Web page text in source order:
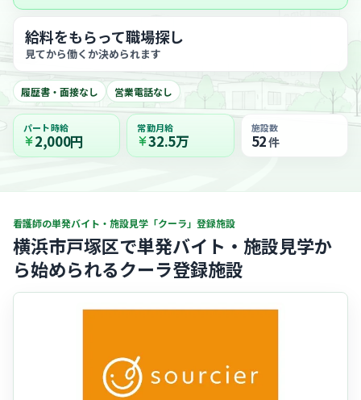
給料をもらって職場探し
見てから働くか決められます
履歴書・面接なし 営業電話なし
パート時給
2,000円
常勤月給
32.5万
施設数
52件
看護師の単発バイト・施設見学「クーラ」登録施設
横浜市戸塚区で単発バイト・施設見学か
ら始められるクーラ登録施設